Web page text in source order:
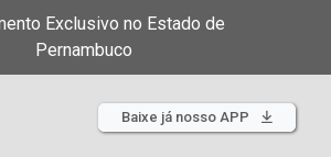
Exclusivo no Estado de
Pernambuco
Baixe já nosso APP